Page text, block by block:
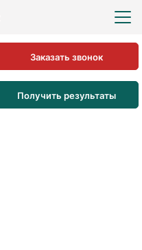
Получить результаты
Заказать звонок